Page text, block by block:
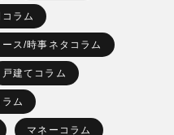
ラム
ース/時事ネタコラム
戸建てコラム
ム
マネーコラム